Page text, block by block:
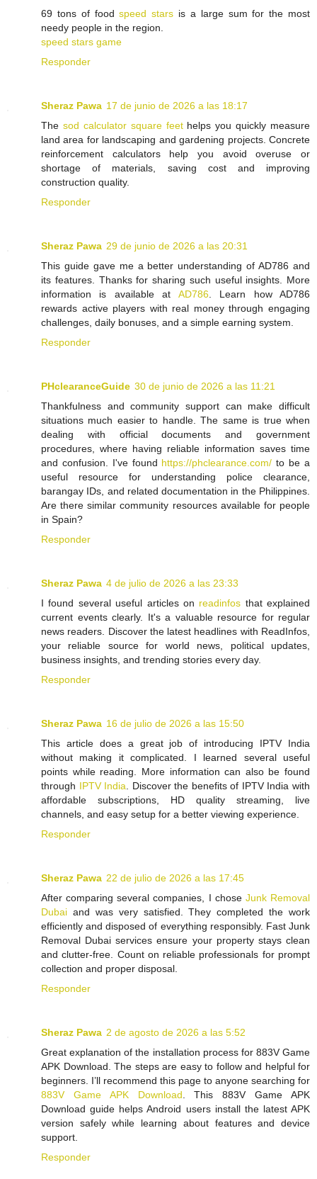
69 tons of foodspeed stars is a large sum for the most
needy people in the region.
speed stars game
Responder
Sheraz Pawa 17 de junio de 2026 a las 18:17
The sod calculator square feethelps you quickly measure
land area for landscaping and gardening projects. Concrete
reinforcement calculators help you avoid overuse or
shortage of materials, saving cost and improving
construction quality.
Responder
Sheraz Pawa 29 de junio de 2026 a las 20:31
This guide gave me a better understanding of AD786 and
its features. Thanks for sharing such useful insights. More
information is available at AD786. Learn how AD786
rewards active players with real money through engaging
challenges, daily bonuses, and a simple earning system.
Responder
PHclearanceGuide 30 de junio de 2026 a las 11:21
Thankfulness and community support can make difficult
situations much easier to handle. The same is true when
dealing with official documents and government
procedures, where having reliable information saves time
and confusion. I've found https://phclearance.com/ to be a
useful resource for understanding police clearance,
barangay IDs, and related documentation in the Philippines.
Are there similar community resources available for people
in Spain?
Responder
Sheraz Pawa 4 de julio de 2026 a las 23:33
I found several useful articles on readinfos that explained
current events clearly. It's a valuable resource for regular
news readers. Discover the latest headlines with ReadInfos,
your reliable source for world news, political updates,
business insights, and trending stories every day.
Responder
Sheraz Pawa 16 de julio de 2026 a las 15:50
This article does a great job of introducing IPTV India
without making it complicated. I learned several useful
points while reading. More information can also be found
through IPTV India . Discover the benefits of IPTV India with
affordable subscriptions, HD quality streaming, live
channels, and easy setup for a better viewing experience.
Responder
Sheraz Pawa 22 de julio de 2026 a las 17:45
After comparing several companies, I chose Junk Removal
Dubai and was very satisfied. They completed the work
efficiently and disposed of everything responsibly. Fast Junk
Removal Dubai services ensure your property stays clean
and clutter-free. Count on reliable professionals for prompt
collection and proper disposal.
Responder
Sheraz Pawa 2 de agosto de 2026 a las 5:52
Great explanation of the installation process for 883V Game
APK Download. The steps are easy to follow and helpful for
beginners. I’ll recommend this page to anyone searching for
883V Game APK Download . This 883V Game APK
Download guide helps Android users install the latest APK
version safely while learning about features and device
support.
Responder